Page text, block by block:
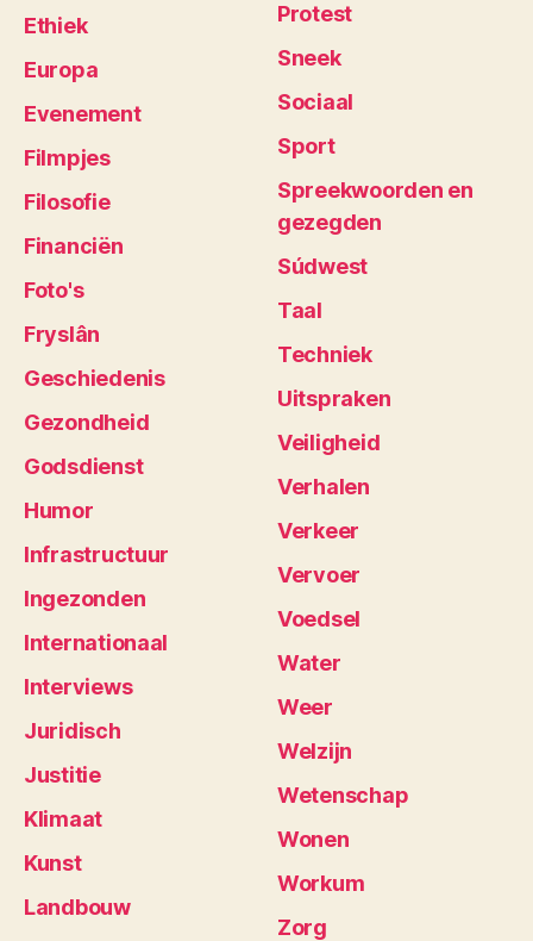
Ethiek
Europa
Evenement
Filmpjes
Filosofie
Financiën
Foto's
Fryslân
Geschiedenis
Gezondheid
Godsdienst
Humor
Infrastructuur
Ingezonden
Internationaal
Interviews
Juridisch
Justitie
Klimaat
Kunst
Landbouw
Protest
Sneek
Sociaal
Sport
Spreekwoorden en
gezegden
Súdwest
Taal
Techniek
Uitspraken
Veiligheid
Verhalen
Verkeer
Vervoer
Voedsel
Water
Weer
Welzijn
Wetenschap
Wonen
Workum
Zorg